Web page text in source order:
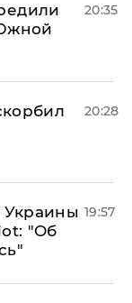
20:35
20:28
Украины
"Об
19:57